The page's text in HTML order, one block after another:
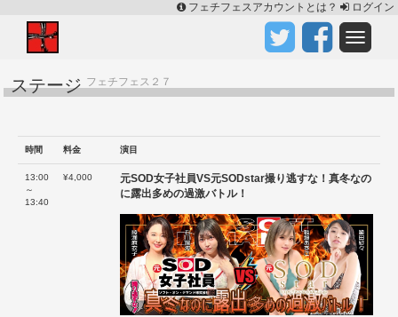
フェチフェスアカウントとは？ ログイン
ステージフェチフェス２７
時間 料金 演目
13:00
～
13:40
¥4,000
元SOD女子社員VS元SODstar撮り逃すな！真冬なの
に露出多めの過激バトル！